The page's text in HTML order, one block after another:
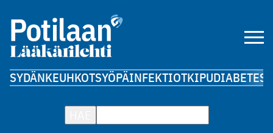
SYDÄNKEUHKOTSYÖPÄINFEKTIOTKIPUDIABETES